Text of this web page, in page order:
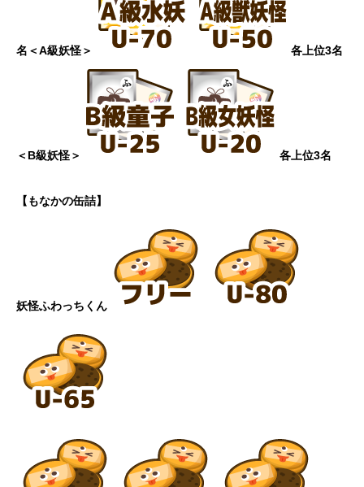
名 ＜A級妖怪＞ 各上位3名
＜B級妖怪＞ 各上位3名
【もなかの缶詰】
妖怪ふわっちくん